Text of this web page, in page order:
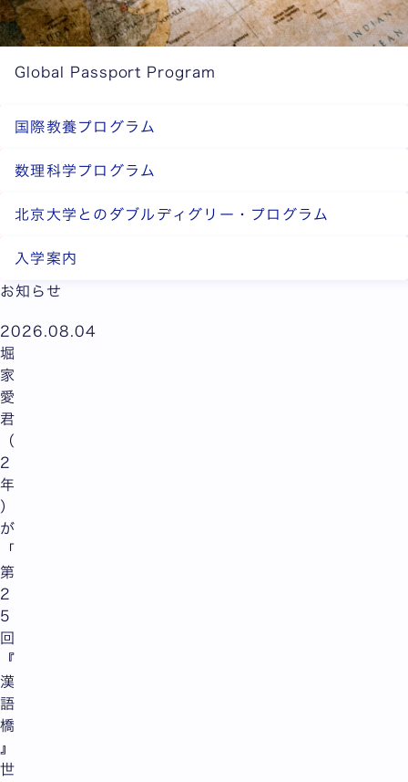
Global Passport Program
国際教養プログラム
数理科学プログラム
北京大学とのダブルディグリー・プログラム
入学案内
お知らせ
2026.08.04
堀
家
愛
君
（
2
年
）
が
「
第
2
5
回
『
漢
語
橋
』
世